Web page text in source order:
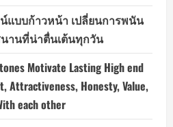
แบบก้าวหน้า เปลี่ยนการพนัน
านที่น่าตื่นเต้นทุกวัน
Motivate Lasting High end
Attractiveness, Honesty, Value,
each other